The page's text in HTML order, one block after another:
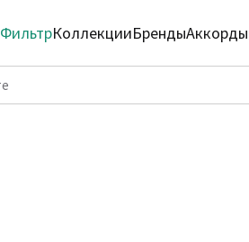
ФильтрКоллекцииБрендыАккорды